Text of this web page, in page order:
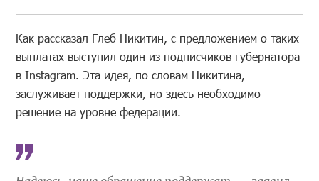
Как рассказал Глеб Никитин, с предложением о таких
выплатах выступил один из подписчиков губернатора
в Instagram. Эта идея, по словам Никитина,
заслуживает поддержки, но здесь необходимо
решение на уровне федерации.